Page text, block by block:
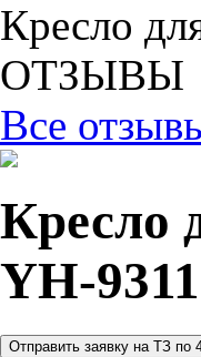
Кресло
ОТЗЫВЫ
Все
Кресло
YH-9311